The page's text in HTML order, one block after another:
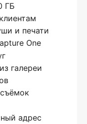
ГБ
и печати
One
галереи
адрес